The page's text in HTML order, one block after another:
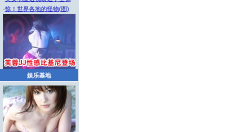
·惊！世界各地的怪物(图)
娱乐基地